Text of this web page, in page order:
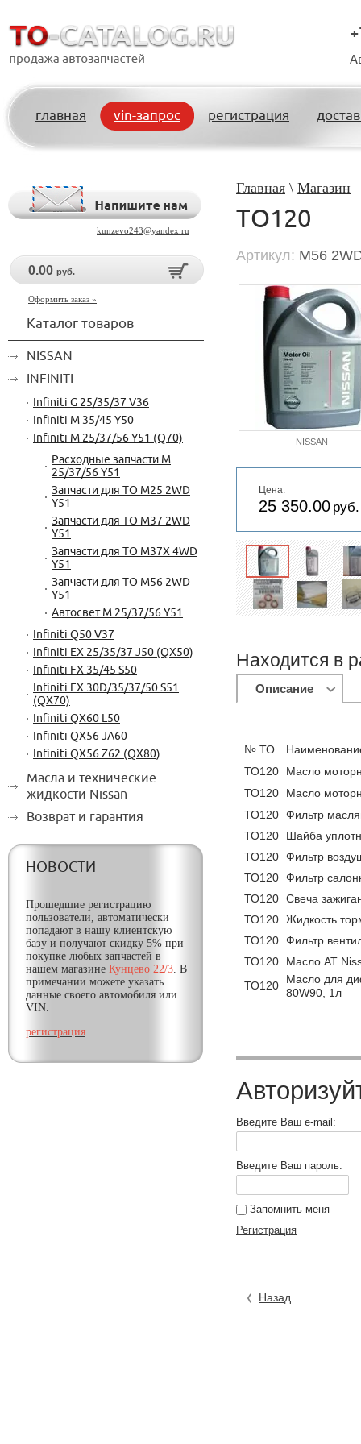
главная vin-запрос регистрация
Главная \ Магазин
ТО120
Артикул: M56
NISSAN
Цена:
25 350.00 руб.
Находится в
Описание
№ ТО
ТО120
Масло
ТО120
Масло
ТО120 Фильтр
ТО120
Шайба
ТО120 Фильтр
ТО120 Фильтр
ТО120 Свеча
ТО120 Жидкость
ТО120 Фильтр
ТО120
Масло AT
ТО120
Масло для
80W90, 1л
Введите Ваш e-mail:
Введите Ваш пароль:
Запомнить меня
Регистрация
Назад
kunzevo243@yandex.ru
0.00 руб.
Оформить заказ »
Каталог товаров
NISSAN
INFINITI
Infiniti G 25/35/37 V36
Infiniti M 35/45 Y50
Infiniti M 25/37/56 Y51 (Q70)
Расходные запчасти M
25/37/56 Y51
Запчасти для ТО M25 2WD
Y51
Запчасти для ТО M37 2WD
Y51
Запчасти для ТО M37X 4WD
Y51
Запчасти для ТО M56 2WD
Y51
Автосвет M 25/37/56 Y51
Infiniti Q50 V37
Infiniti EX 25/35/37 J50 (QX50)
Infiniti FX 35/45 S50
Infiniti FX 30D/35/37/50 S51
(QX70)
Infiniti QX60 L50
Infiniti QX56 JA60
Infiniti QX56 Z62 (QX80)
Масла и технические
жидкости Nissan
Возврат и гарантия
НОВОСТИ
Прошедшие регистрацию
пользователи, автоматически
попадают в нашу клиентскую
базу и получают скидку 5% при
покупке любых запчастей в
нашем магазине Кунцево 22/3. В
примечании можете указать
данные своего автомобиля или
VIN.
регистрация